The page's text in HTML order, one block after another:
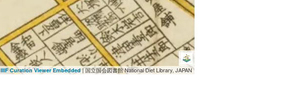
IIIF Curation Viewer Embedded| 国立国会図書館 National Diet Library, JAPAN